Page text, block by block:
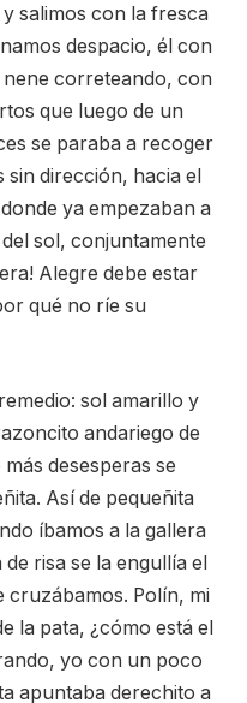
salimos con la fresca
despacio, él con
nene correteando, con
que luego de un
se paraba a recoger
sin dirección, hacia el
ya empezaban a
sol, conjuntamente
Alegre debe estar
qué no ríe su
sol amarillo y
andariego de
desesperas se
Así de pequeñita
íbamos a la gallera
risa se la engullía el
cruzábamos. Polín, mi
la pata, ¿cómo está el
yo con un poco
apuntaba derechito a